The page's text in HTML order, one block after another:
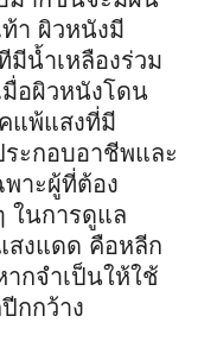
า ผิวหนังมี
มีน้ำเหลืองร่วม
มื่อผิวหนังโดน
แพ้แสงที่มี
ะกอบอาชีพและ
าะผู้ที่ต้อง
ในการดูแล
สงแดด คือหลีก
กจำเป็นให้ใช้
กกว้าง